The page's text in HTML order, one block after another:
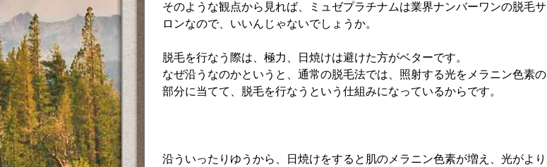
そのような観点から見れば、ミュゼプラチナムは業界ナンバーワンの脱毛サ
ロンなので、いいんじゃないでしょうか。
脱毛を行なう際は、極力、日焼けは避けた方がベターです。
なぜ沿うなのかというと、通常の脱毛法では、照射する光をメラニン色素の
部分に当てて、脱毛を行なうという仕組みになっているからです。
沿ういったりゆうから、日焼けをすると肌のメラニン色素が増え、光がより